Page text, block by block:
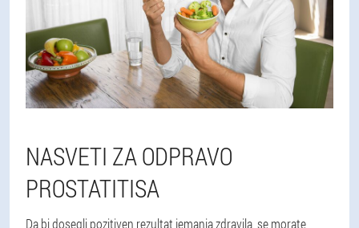
NASVETI ZA ODPRAVO
PROSTATITISA
Da bi dosegli pozitiven rezultat jemanja zdravila, se morate